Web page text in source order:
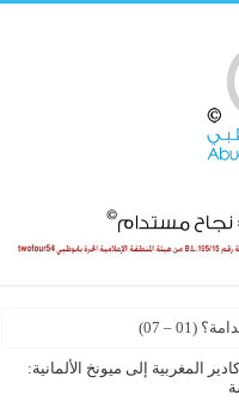
– 07)
المغربية إلى ميونخ الألمانية: